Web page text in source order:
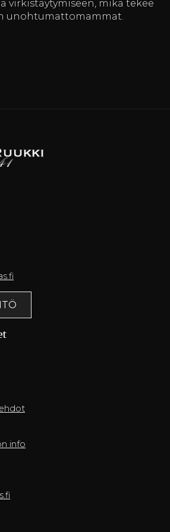
virkistäytymiseen, mikä tekee
unohtumattomammat.
info